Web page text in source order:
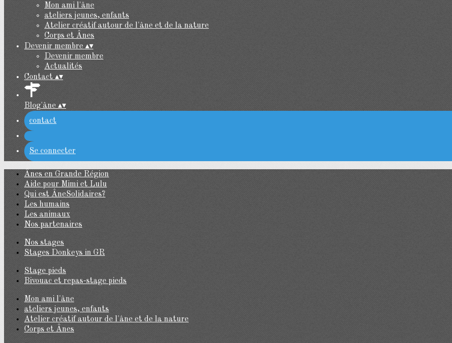
Mon ami l'âne
ateliers jeunes, enfants
Atelier créatif autour de l'âne et de la nature
Corps et Ânes
Devenir membre ▴▾
Devenir membre
Actualités
Contact ▴▾
Blog'âne ▴▾
contact
Se connecter
Ânes en Grande Région
Aide pour Mimi et Lulu
Qui est ÂneSolidaires?
Les humains
Les animaux
Nos partenaires
Nos stages
Stages Donkeys in GR
Stage pieds
Bivouac et repas-stage pieds
Mon ami l'âne
ateliers jeunes, enfants
Atelier créatif autour de l'âne et de la nature
Corps et Ânes